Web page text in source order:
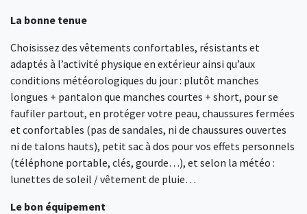
La bonne tenue
Choisissez des vêtements confortables, résistants et
adaptés à l’activité physique en extérieur ainsi qu’aux
conditions météorologiques du jour : plutôt manches
longues + pantalon que manches courtes + short, pour se
faufiler partout, en protéger votre peau, chaussures fermées
et confortables (pas de sandales, ni de chaussures ouvertes
ni de talons hauts), petit sac à dos pour vos effets personnels
(téléphone portable, clés, gourde…), et selon la météo :
lunettes de soleil / vêtement de pluie…
Le bon équipement